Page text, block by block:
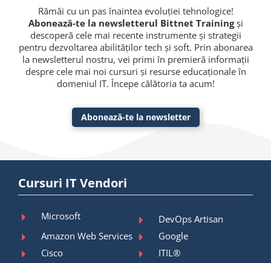
Rămâi cu un pas înaintea evoluției tehnologice!
Abonează-te la newsletterul Bittnet Trainingși
descoperă cele mai recente instrumente și strategii
pentru dezvoltarea abilităților tech și soft. Prin abonarea
la newsletterul nostru, vei primi în premieră informații
despre cele mai noi cursuri și resurse educaționale în
domeniul IT. Începe călătoria ta acum!
Abonează-te la newsletter
Cursuri IT Vendori
Microsoft
DevOps Artisan
Amazon Web Services
Google
Cisco
ITIL®